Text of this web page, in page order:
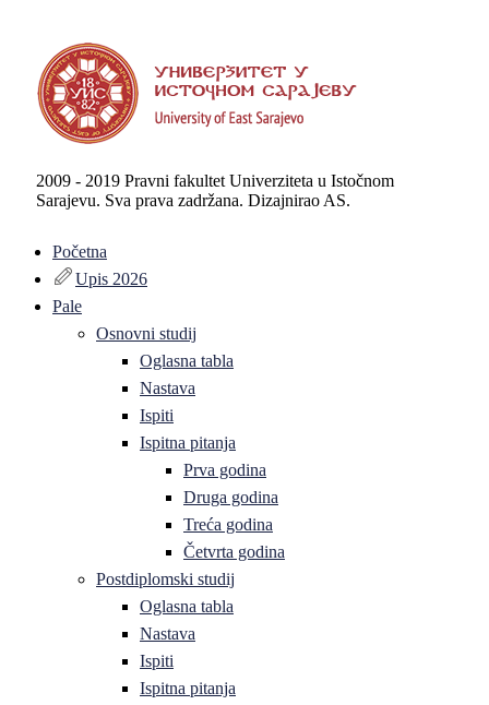
2009 - 2019 Pravni fakultet Univerziteta u Istočnom
Sarajevu. Sva prava zadržana. Dizajnirao AS.
Početna
Upis 2026
Pale
Osnovni studij
Oglasna tabla
Nastava
Ispiti
Ispitna pitanja
Prva godina
Druga godina
Treća godina
Četvrta godina
Postdiplomski studij
Oglasna tabla
Nastava
Ispiti
Ispitna pitanja